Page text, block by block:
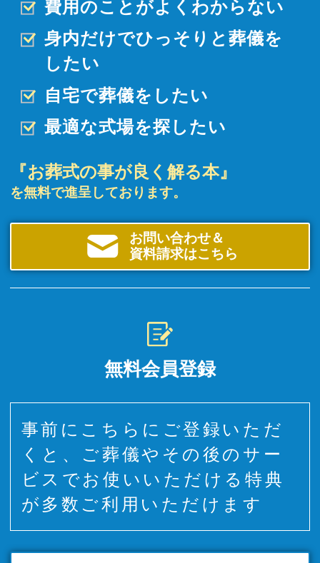
費用のことがよくわからない
身内だけでひっそりと 葬儀を
したい
自宅で葬儀をしたい
最適な式場を探したい
『お葬式の事が良く解る本』
を無料で進呈しております。
お問い合わせ＆
資料請求はこちら
無料会員登録
事前にこちらにご登録いただ
くと、ご葬儀やその後のサー
ビスでお使いいただける特典
が多数ご利用いただけます